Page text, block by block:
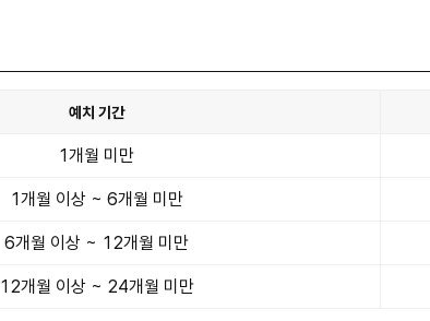
예치 기간
1개월 미만
1개월 이상 ~ 6개월 미만
6개월 이상 ~ 12개월 미만
12개월 이상 ~ 24개월 미만